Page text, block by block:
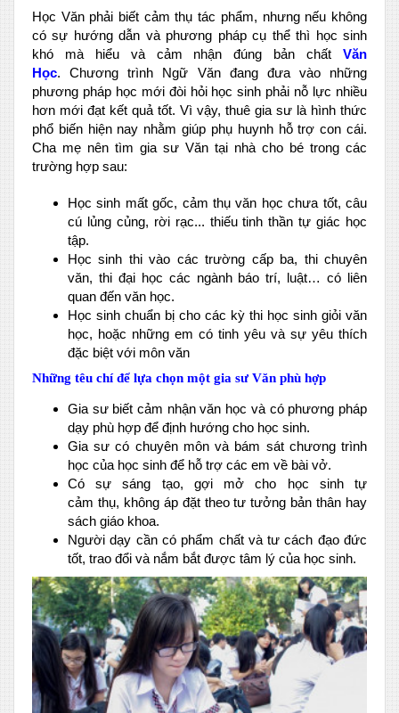
Học Văn phải biết cảm thụ tác phẩm, nhưng nếu không
có sự hướng dẫn và phương pháp cụ thể thì học sinh
khó mà hiểu và cảm nhận đúng bản chất Văn
Học. Chương trình Ngữ Văn đang đưa vào những
phương pháp học mới đòi hỏi học sinh phải nỗ lực nhiều
hơn mới đạt kết quả tốt. Vì vậy, thuê gia sư là hình thức
phổ biến hiện nay nhằm giúp phụ huynh hỗ trợ con cái.
Cha mẹ nên tìm gia sư Văn tại nhà cho bé trong các
trường hợp sau:
Học sinh mất gốc, cảm thụ văn học chưa tốt, câu
cú lủng củng, rời rạc... thiếu tinh thần tự giác học
tập.
Học sinh thi vào các trường cấp ba, thi chuyên
văn, thi đại học các ngành báo trí, luật… có liên
quan đến văn học.
Học sinh chuẩn bị cho các kỳ thi học sinh giỏi văn
học, hoặc những em có tinh yêu và sự yêu thích
đặc biệt với môn văn
Những têu chí để lựa chọn một gia sư Văn phù hợp
Gia sư biết cảm nhận văn học và có phương pháp
dạy phù hợp để định hướng cho học sinh.
Gia sư có chuyên môn và bám sát chương trình
học của học sinh để hỗ trợ các em về bài vở.
Có sự sáng tạo, gợi mở cho học sinh tự
cảm thụ, không áp đặt theo tư tưởng bản thân hay
sách giáo khoa.
Người dạy cần có phẩm chất và tư cách đạo đức
tốt, trao đổi và nắm bắt được tâm lý của học sinh.